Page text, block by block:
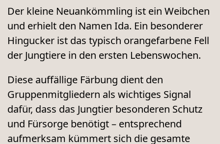
Der kleine Neuankömmling ist ein Weibchen
und erhielt den Namen Ida. Ein besonderer
Hingucker ist das typisch orangefarbene Fell
der Jungtiere in den ersten Lebenswochen.
Diese auffällige Färbung dient den
Gruppenmitgliedern als wichtiges Signal
dafür, dass das Jungtier besonderen Schutz
und Fürsorge benötigt – entsprechend
aufmerksam kümmert sich die gesamte